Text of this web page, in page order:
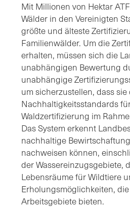
Mit Millionen von Hektar
Wälder in den Vereinigten
größte und älteste
Familienwälder. Um die
erhalten, müssen sich die
unabhängigen Bewertung
unabhängige
um sicherzustellen, dass sie
Nachhaltigkeitsstandards
Waldzertifizierung im
Das System erkennt
nachhaltige
nachweisen können,
der Wassereinzugsgebiete,
Lebensräume für Wildtiere
Erholungsmöglichkeiten,
Arbeitsgebiete bieten.